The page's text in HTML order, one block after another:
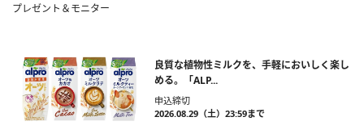
プレゼント＆モニター
良質な植物性ミルクを、手軽においしく楽し
める。「ALP...
申込締切
2026.08.29（土）23:59まで